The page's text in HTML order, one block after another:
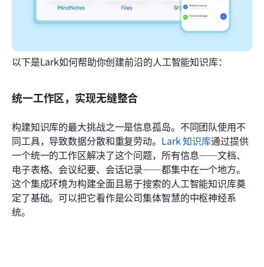
以下是Lark如何帮助你创建前沿的人工智能知识库：
统一工作区，实现无缝整合
构建知识库的最大挑战之一是信息孤岛。不同团队使用不
同工具，导致数据分散和重复劳动。 Lark 知识库通过提供
一个统一的工作区解决了这个问题，所有信息——文档、
电子表格、会议纪要、会话记录——都集中在一个地方。
这个集成环境为构建全面且易于搜索的人工智能知识库奠
定了基础。可以把它看作是公司集体智慧的中枢神经系
统。